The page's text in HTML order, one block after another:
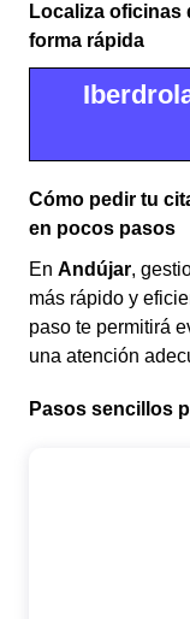
Localiza oficinas
forma rápida
Cómo pedir tu
en pocos pasos
En Andújar,
más rápido y
paso te permitirá
una atención
Pasos sencillos